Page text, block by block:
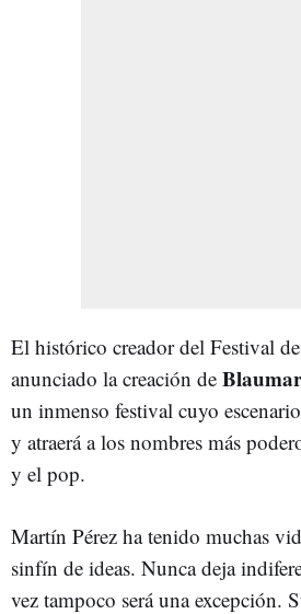
El histórico creador del Festival
anunciado la creación de
un inmenso festival cuyo
y atraerá a los nombres más
y el pop.
Martín Pérez ha tenido muchas
sinfín de ideas. Nunca deja
vez tampoco será una excepción.